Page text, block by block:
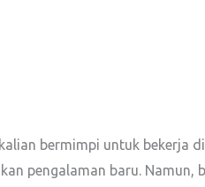
bermimpi untuk bekerja
pengalaman baru.